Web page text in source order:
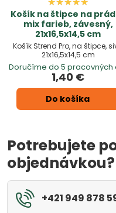
Košík na štipce na
mix farieb, závesný,
21x16,5x14,5 cm
Košík Strend Pro, na štipce,
21x16,5x14,5 cm
Doručíme do 5 pracovných
1,40 €
Do košíka
Potrebujete
objednávkou?
+421 949 878